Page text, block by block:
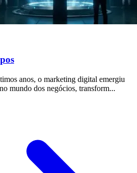
anos, o marketing digital emergiu
mundo dos negócios, transform...